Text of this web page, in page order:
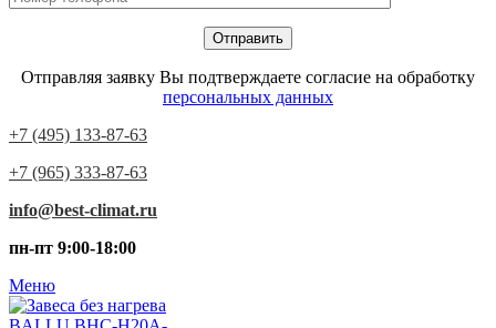
Отправляя заявку Вы подтверждаете согласие на обработку
персональных данных
+7 (495) 133-87-63
+7 (965) 333-87-63
info@best-climat.ru
пн-пт 9:00-18:00
Меню